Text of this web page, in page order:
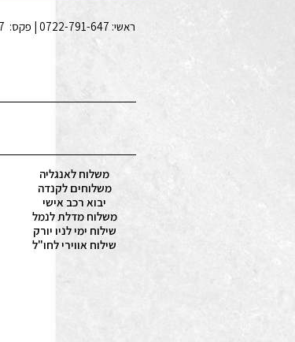
ראשי: 0722-791-647 | פקס: 077-5558287 | נייד: 050-4771771 | סניפים: מחסן בחיפה, משרדים באשדוד, משרד ראשי ראשון לציון | כתובת משרד: ברנשטיין 25 ראשל"צ |
משלוח לאנגליה
משלוחים לקנדה
יבוא רכב אישי
משלוח מדלת לנמל
שילוח ימי לניו יורק
שילוח אווירי לחו"ל